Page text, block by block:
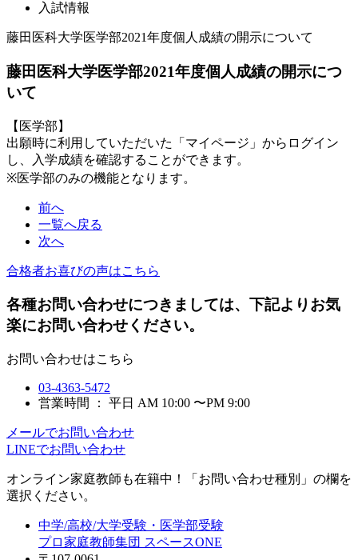
入試情報
藤田医科大学医学部2021年度個人成績の開示について
藤田医科大学医学部2021年度個人成績の開示につ
いて
【医学部】
出願時に利用していただいた「マイページ」からログイン
し、入学成績を確認することができます。
※医学部のみの機能となります。
前へ
一覧へ戻る
次へ
合格者お喜びの声はこちら
各種お問い合わせにつきましては、下記よりお気
楽にお問い合わせください。
お問い合わせはこちら
03-4363-5472
営業時間 ： 平日 AM 10:00 〜PM 9:00
メールでお問い合わせ
LINEでお問い合わせ
オンライン家庭教師 も在籍中！「お問い合わせ種別」の欄を
選択ください。
中学/高校/大学受験・医学部受験
プロ家庭教師集団 スペースONE